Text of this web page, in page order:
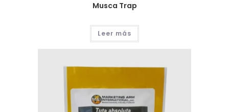
Musca Trap
Leer más